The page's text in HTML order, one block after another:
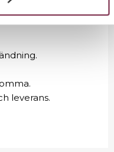
behandling
leverans.